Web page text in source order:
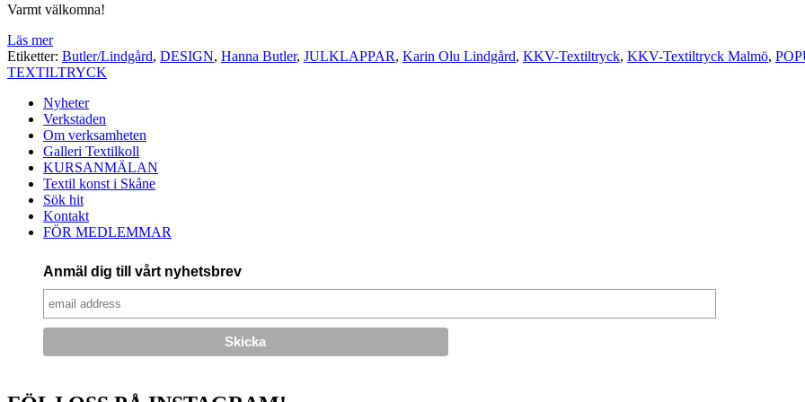
Varmt välkomna!
Läs mer
Etiketter: Butler/Lindgård, DESIGN, Hanna Butler, JULKLAPPAR, Karin Olu Lindgård, KKV-Textiltryck, KKV-Textiltryck Malmö,
TEXTILTRYCK
Nyheter
Verkstaden
Om verksamheten
Galleri Textilkoll
KURSANMÄLAN
Textil konst i Skåne
Sök hit
Kontakt
FÖR MEDLEMMAR
Anmäl dig till vårt nyhetsbrev